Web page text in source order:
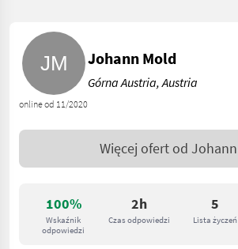
100%
Wskaźnik
odpowiedzi
2h
Czas odpowiedzi
5
Lista życzeń
online od 11/2020
Johann Mold
Górna Austria, Austria
Więcej ofert od Johann